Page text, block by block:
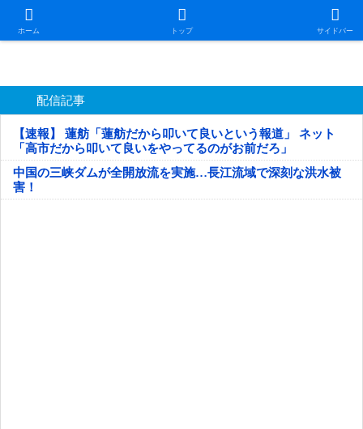
ホーム トップ サイドバー
日本第一！ニュース録
配信記事
【速報】 蓮舫「蓮舫だから叩いて良いという報道」 ネット
「高市だから叩いて良いをやってるのがお前だろ」
中国の三峡ダムが全開放流を実施…長江流域で深刻な洪水被
害！